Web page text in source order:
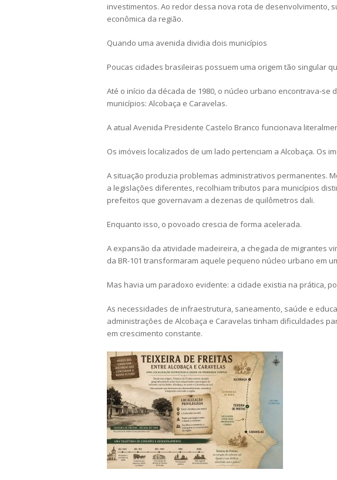
investimentos. Ao redor dessa nova rota de desenvolvimento,
econômica da região.
Quando uma avenida dividia dois municípios
Poucas cidades brasileiras possuem uma origem tão singular
Até o início da década de 1980, o núcleo urbano encontrava-
municípios: Alcobaça e Caravelas.
A atual Avenida Presidente Castelo Branco funcionava
Os imóveis localizados de um lado pertenciam a Alcobaça. Os
A situação produzia problemas administrativos permanentes.
a legislações diferentes, recolhiam tributos para municípios
prefeitos que governavam a dezenas de quilômetros dali.
Enquanto isso, o povoado crescia de forma acelerada.
A expansão da atividade madeireira, a chegada de migrantes
da BR-101 transformaram aquele pequeno núcleo urbano em
Mas havia um paradoxo evidente: a cidade existia na prática,
As necessidades de infraestrutura, saneamento, saúde e
administrações de Alcobaça e Caravelas tinham dificuldades
em crescimento constante.